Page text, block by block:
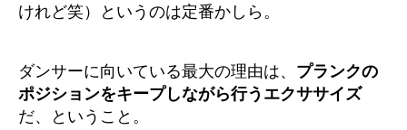
けれど笑）というのは定番かしら。
ダンサーに向いている最大の理由は、 プランクの
ポジションをキープしながら行うエクササイズ
だ、ということ。